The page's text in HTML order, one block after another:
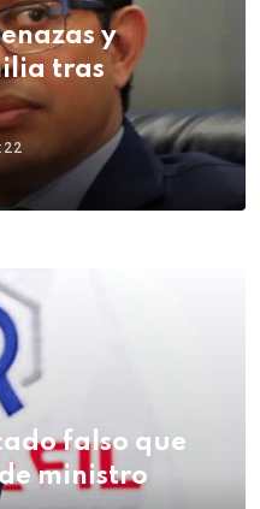
y
tras
falso que
ministro